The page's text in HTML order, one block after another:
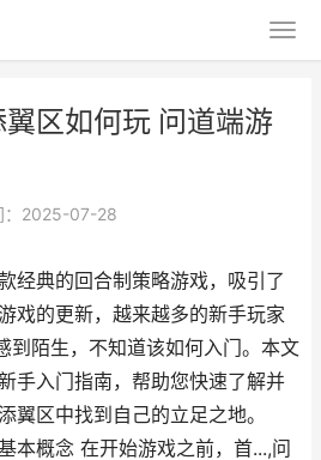
区如何玩 问道端游
：2025-07-28
经典的回合制策略游戏，吸引了
戏的更新，越来越多的新手玩家
到陌生，不知道该如何入门。本文
手入门指南，帮助您快速了解并
翼区中找到自己的立足之地。
本概念 在开始游戏之前，首...,问